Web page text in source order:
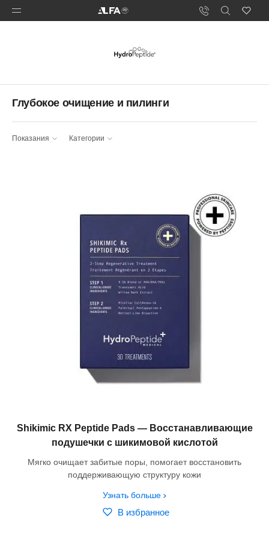
Глубокое очищение и пилинги
Показания Категории
Shikimic RX Peptide Pads — Восстанавливающие
подушечки с шикимовой кислотой
Мягко очищает забитые поры, помогает восстановить
поддерживающую структуру кожи
Узнать больше
В избранное